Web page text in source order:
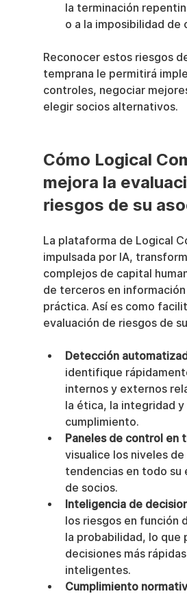
la terminación
o a la imposibilidad de
Reconocer estos riesgos
temprana le permitirá
controles, negociar
elegir socios alternativos.
Cómo Logical
mejora la
riesgos de su
La plataforma de Logical
impulsada por IA,
complejos de capital
de terceros en
práctica. Así es como
evaluación de riesgos de
Detección
identifique
internos y externos
la ética, la integridad y
cumplimiento.
Paneles de control en
visualice los niveles
tendencias en todo su
de socios.
Inteligencia de
los riesgos en función
la probabilidad, lo
decisiones más
inteligentes.
Cumplimiento